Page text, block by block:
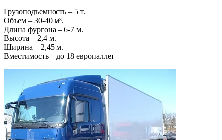
Грузоподъемность – 5 т.
Объем – 30-40 м³.
Длина фургона – 6-7 м.
Высота – 2,4 м.
Ширина – 2,45 м.
Вместимость – до 18 европаллет